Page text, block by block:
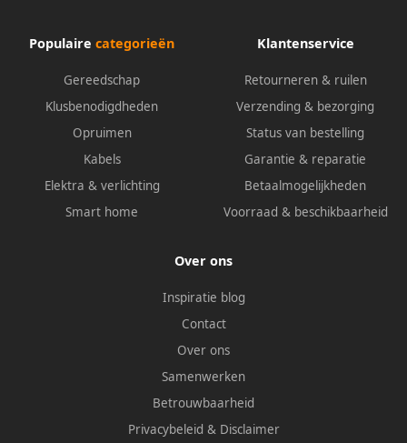
Populaire categorieën
Gereedschap
Klusbenodigdheden
Opruimen
Kabels
Elektra & verlichting
Smart home
Klantenservice
Retourneren & ruilen
Verzending & bezorging
Status van bestelling
Garantie & reparatie
Betaalmogelijkheden
Voorraad & beschikbaarheid
Over ons
Inspiratie blog
Contact
Over ons
Samenwerken
Betrouwbaarheid
Privacybeleid & Disclaimer